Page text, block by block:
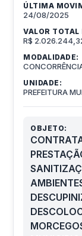
ÚLTIMA
24/08/2025
VALOR TOTAL
R$
MODALIDADE:
UNIDADE:
PREFEITURA
OBJETO: